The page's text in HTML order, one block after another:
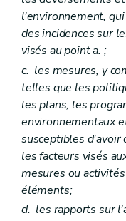
Art. D128
Art. D129
Art. D130
Titre IX
Art. D131
Art. D132
Art. D133
Art. D134
Art. D135
Art. D136
Art. D137
Partie VIII Recherche,
Titre premier
Art. D 138
Art. D 139
l'environnement,
des incidences sur
visés au pointa. ;
c. les mesures, y
telles que les
les plans, les
environnementaux
susceptibles d'avoir
les facteurs visés
mesures ou
éléments;
d. les rapports sur